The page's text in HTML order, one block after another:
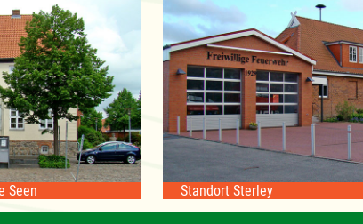
Seen Standort Sterley